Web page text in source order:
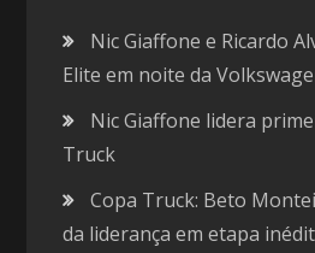
Nic Giaffone e Ricardo
Elite em noite da
Nic Giaffone lidera
Truck
Copa Truck: Beto
da liderança em etapa